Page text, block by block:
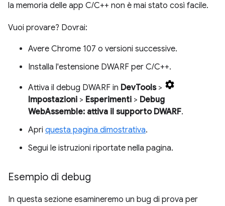
la memoria delle app C/C++ non è mai stato così facile.
Vuoi provare? Dovrai:
Avere Chrome 107 o versioni successive.
Installa l'estensione DWARF per C/C++.
Attiva il debug DWARF in DevTools>
Impostazioni > Esperimenti > Debug
WebAssemble: attiva il supporto DWARF.
Apri questa pagina dimostrativa.
Segui le istruzioni riportate nella pagina.
Esempio di debug
In questa sezione esamineremo un bug di prova per